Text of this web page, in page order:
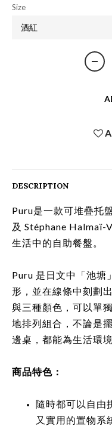
Size
DESCRIPTION
Puru是一款可堆疊托
及 Stéphane Halmaï-
生活中的自助餐盤。
Puru 是日文中「池塘
形，並在線條中刻劃
與三種顏色，可以單
地排列組合，不論是
邊桌，都能為生活環
商品特色：
隨時都可以自由
又實用的置物系